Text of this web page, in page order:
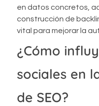
en datos concretos,
construcción de
vital para mejorar la
¿Cómo
sociales en
de SEO?